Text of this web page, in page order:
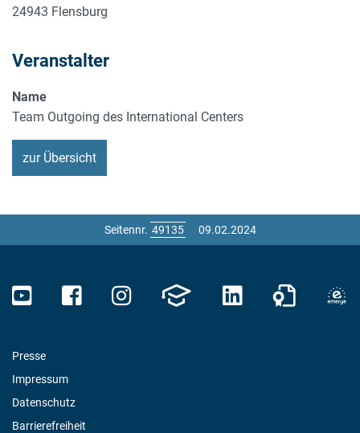
24943 Flensburg
Veranstalter
Name
Team Outgoing des International Centers
zur Übersicht
Seitennr. 09.02.2024
Presse
Impressum
Datenschutz
Barrierefreiheit